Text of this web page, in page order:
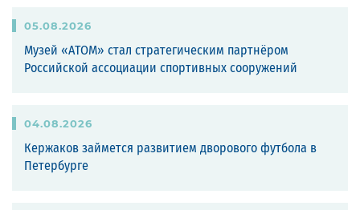
05.08.2026
Музей «АТОМ» стал стратегическим партнёром
Российской ассоциации спортивных сооружений
04.08.2026
Кержаков займется развитием дворового футбола в
Петербурге